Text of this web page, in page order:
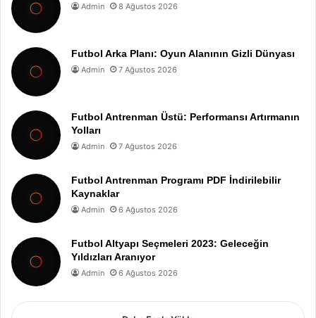
Admin 8 Ağustos 2026
Futbol Arka Planı: Oyun Alanının Gizli Dünyası
Admin 7 Ağustos 2026
Futbol Antrenman Üstü: Performansı Artırmanın
Yolları
Admin 7 Ağustos 2026
Futbol Antrenman Programı PDF İndirilebilir
Kaynaklar
Admin 6 Ağustos 2026
Futbol Altyapı Seçmeleri 2023: Geleceğin
Yıldızları Aranıyor
Admin 6 Ağustos 2026